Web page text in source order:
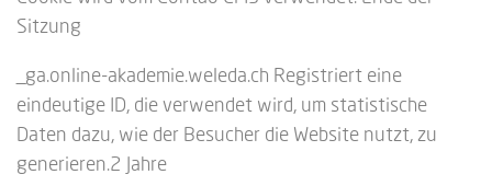
Sitzung
_ga.online-akademie.weleda.ch Registriert eine
eindeutige ID, die verwendet wird, um statistische
Daten dazu, wie der Besucher die Website nutzt, zu
generieren.2 Jahre